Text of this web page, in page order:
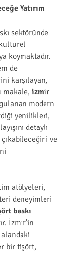
Yatırım
sektöründe
koymaktadır.
de
karşılayan,
makale, izmir
modern
yenilikleri,
detaylı
ve
atölyeleri,
deneyimleri
baskı
İzmir’in
bir tişört,